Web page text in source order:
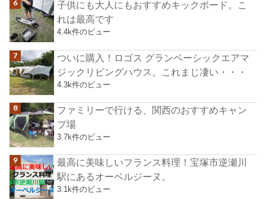
子供にも大人にもおすすめキックボード。こ
れは最高です
4.4k件のビュー
ついに購入！ロゴス グランベーシックエアマ
ジックリビングハウス。これまじ凄い・・・
4.3k件のビュー
ファミリーで行ける、関西のおすすめキャン
プ場
3.7k件のビュー
最高に美味しいフランス料理！宝塚市逆瀬川
駅にあるオーベルジーヌ。
3.1k件のビュー